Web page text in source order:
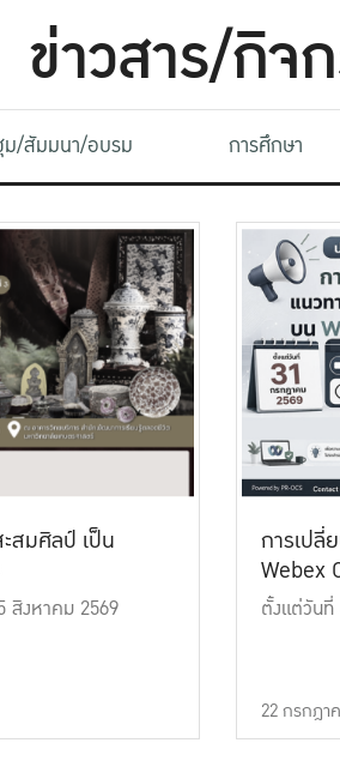
ข่าวสาร/กิจ
ม/สัมมนา/อบรม การศึกษา
สมศิลป์ เป็น
สิงหาคม 2569
การเปลี่
Webex
ตั้งแต่วัน
22 กรกฎา